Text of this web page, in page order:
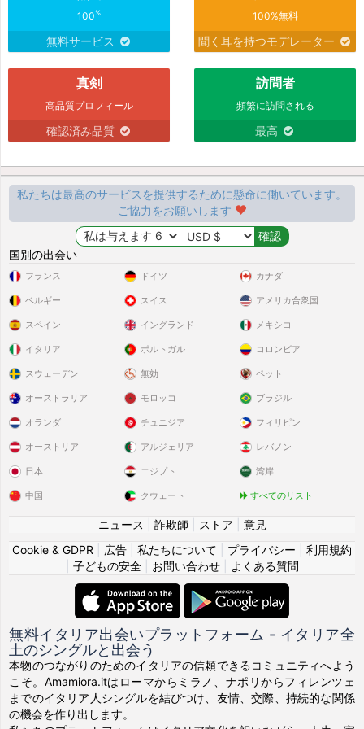
100%
無料サービス
100%無料
聞く耳を持つモデレーター
真剣
高品質プロフィール
確認済み品質
訪問者
頻繁に訪問される
最高
私たちは最高のサービスを提供するために懸命に働いています。
ご協力をお願いします
国別の出会い
フランス
ベルギー
スペイン
イタリア
スウェーデン
ドイツ
スイス
イングランド
ポルトガル
無効
カナダ
アメリカ合衆国
メキシコ
コロンビア
ペット
オーストラリア
オランダ
オーストリア
日本
中国
モロッコ
チュニジア
アルジェリア
エジプト
クウェート
ブラジル
フィリピン
レバノン
湾岸
すべてのリスト
ニュース 詐欺師 ストア
意見
Cookie & GDPR
広告 私たちについて プライバシー
利用規約
子どもの安全| お問い合わせ| よくある質問
無料イタリア出会いプラットフォーム - イタリア全
土のシングルと出会う
本物のつながりのためのイタリアの信頼できるコミュニティへよう
こそ。Amamiora.itはローマからミラノ、ナポリからフィレンツェ
までのイタリア人シングルを結びつけ、友情、交際、持続的な関係
の機会を作り出します。